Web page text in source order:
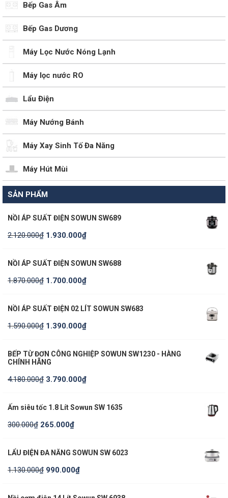
Bếp Gas Âm
Bếp Gas Dương
Máy Lọc Nước Nóng Lạnh
Máy lọc nước RO
Lẩu Điện
Máy Nướng Bánh
Máy Xay Sinh Tố Đa Năng
Máy Hút Mùi
SẢN PHẨM
NỒI ÁP SUẤT ĐIỆN SOWUN SW689
2.120.000₫ 1.930.000₫
NỒI ÁP SUẤT ĐIỆN SOWUN SW688
1.870.000₫ 1.700.000₫
NỒI ÁP SUẤT ĐIỆN 02 LÍT SOWUN SW683
1.590.000₫ 1.390.000₫
BẾP TỪ ĐƠN CÔNG NGHIỆP SOWUN SW1230 - HÀNG
CHÍNH HÃNG
4.180.000₫ 3.790.000₫
Ấm siêu tốc 1.8 Lít Sowun SW 1635
300.000₫ 265.000₫
LẨU ĐIỆN ĐA NĂNG SOWUN SW 6023
1.130.000₫ 990.000₫